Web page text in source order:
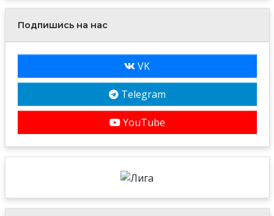
Подпишись на нас
VK
Telegram
YouTube